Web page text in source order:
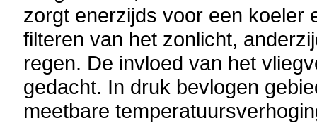
zorgt enerzijds voor een koeler
filteren van het zonlicht,
regen. De invloed van het
gedacht. In druk bevlogen
meetbare